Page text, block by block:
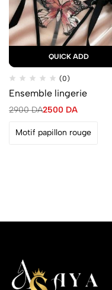
QUICK ADD
(0)
Ensemble lingerie
2900DA2500 DA
Motif papillon rouge